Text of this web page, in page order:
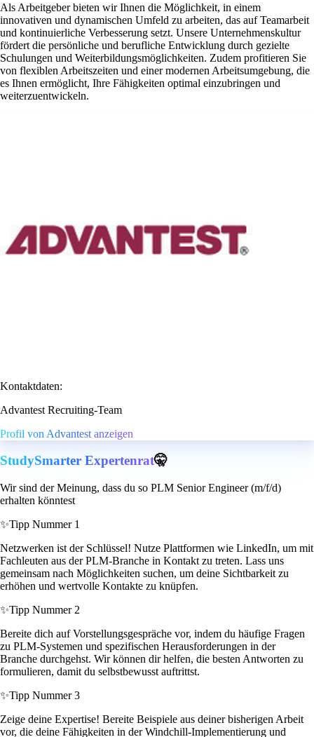
Als Arbeitgeber bieten wir Ihnen die Möglichkeit, in einem
innovativen und dynamischen Umfeld zu arbeiten, das auf Teamarbeit
und kontinuierliche Verbesserung setzt. Unsere Unternehmenskultur
fördert die persönliche und berufliche Entwicklung durch gezielte
Schulungen und Weiterbildungsmöglichkeiten. Zudem profitieren Sie
von flexiblen Arbeitszeiten und einer modernen Arbeitsumgebung, die
es Ihnen ermöglicht, Ihre Fähigkeiten optimal einzubringen und
weiterzuentwickeln.
Kontaktdaten:
Advantest Recruiting-Team
Profil von Advantest anzeigen
StudySmarter Expertenrat🤫
Wir sind der Meinung, dass du so PLM Senior Engineer (m/f/d)
erhalten könntest
✨Tipp Nummer 1
Netzwerken ist der Schlüssel! Nutze Plattformen wie LinkedIn, um mit
Fachleuten aus der PLM-Branche in Kontakt zu treten. Lass uns
gemeinsam nach Möglichkeiten suchen, um deine Sichtbarkeit zu
erhöhen und wertvolle Kontakte zu knüpfen.
✨Tipp Nummer 2
Bereite dich auf Vorstellungsgespräche vor, indem du häufige Fragen
zu PLM-Systemen und spezifischen Herausforderungen in der
Branche durchgehst. Wir können dir helfen, die besten Antworten zu
formulieren, damit du selbstbewusst auftrittst.
✨Tipp Nummer 3
Zeige deine Expertise! Bereite Beispiele aus deiner bisherigen Arbeit
vor, die deine Fähigkeiten in der Windchill-Implementierung und